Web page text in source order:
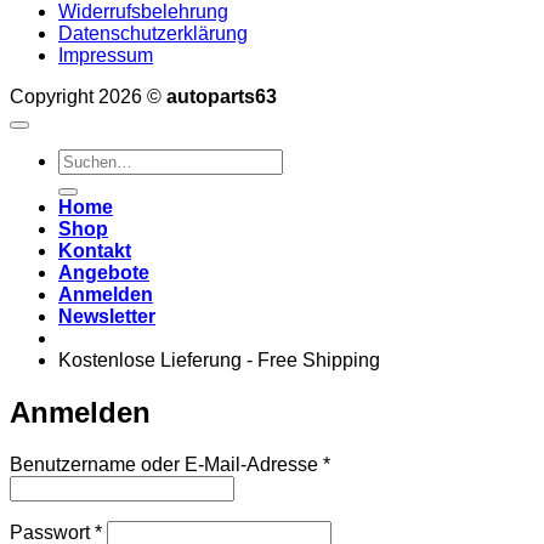
Widerrufsbelehrung
Datenschutzerklärung
Impressum
Copyright 2026 © autoparts63
Suchen
nach:
Home
Shop
Kontakt
Angebote
Anmelden
Newsletter
Kostenlose Lieferung - Free Shipping
Anmelden
Benutzername oder E-Mail-Adresse *Erforderlich
Passwort*Erforderlich